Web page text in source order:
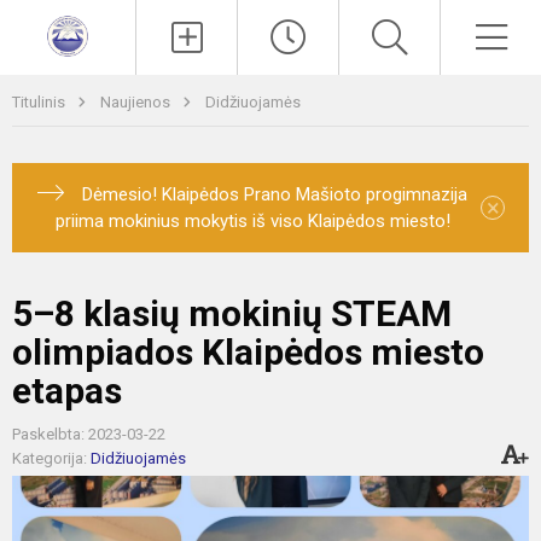
Titulinis Naujienos Didžiuojamės
Dėmesio! Klaipėdos Prano Mašioto progimnazija
priima mokinius mokytis iš viso Klaipėdos miesto!
×
5–8 klasių mokinių STEAM
olimpiados Klaipėdos miesto
etapas
Paskelbta: 2023-03-22
Kategorija: Didžiuojamės